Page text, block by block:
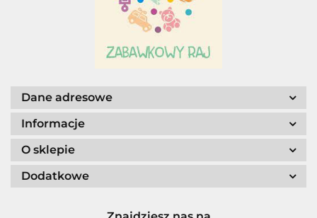
Dane adresowe
Informacje
O sklepie
Dodatkowe